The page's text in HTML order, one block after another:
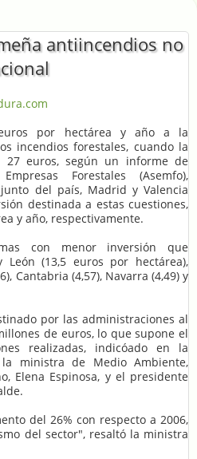
antiincendios no
por hectárea y año a la
incendios forestales, cuando la
27 euros, según un informe de
Forestales (Asemfo),
del país, Madrid y Valencia
destinada a estas cuestiones,
y año, respectivamente.
con menor inversión que
León (13,5 euros por hectárea),
Cantabria (4,57), Navarra (4,49) y
por las administraciones al
de euros, lo que supone el
realizadas, indicóado en la
ministra de Medio Ambiente,
Elena Espinosa, y el presidente
del 26% con respecto a 2006,
del sector", resaltó la ministra